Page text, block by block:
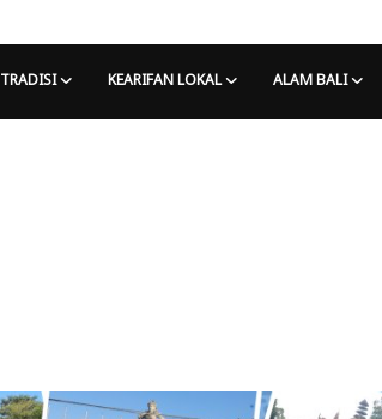
TRADISI KEARIFAN LOKAL ALAM BALI